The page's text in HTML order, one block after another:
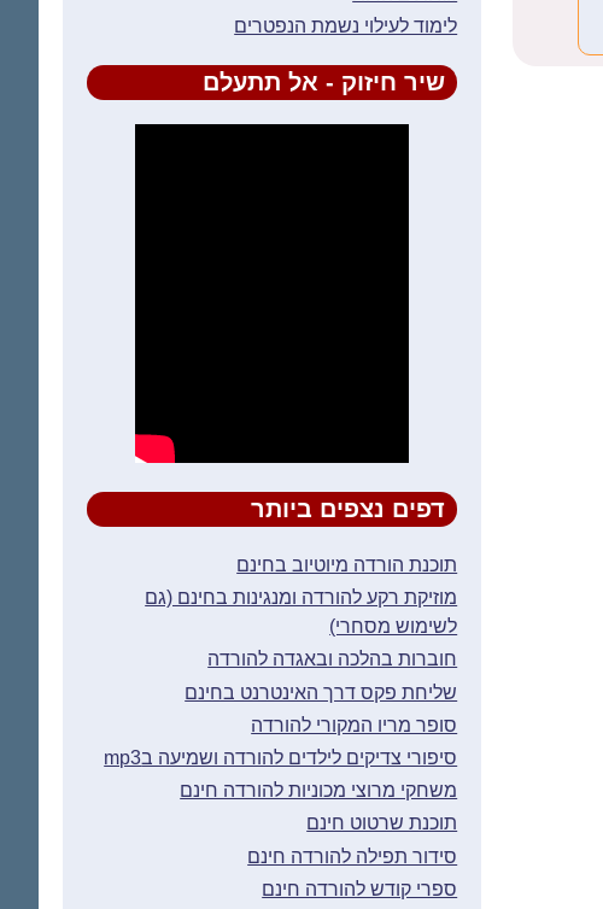
לימוד לעילוי נשמת הנפטרים
שיר חיזוק - אל תתעלם
דפים נצפים ביותר
תוכנת הורדה מיוטיוב בחינם
מוזיקת רקע להורדה ומנגינות בחינם (גם
לשימוש מסחרי)
חוברות בהלכה ובאגדה להורדה
שליחת פקס דרך האינטרנט בחינם
סופר מריו המקורי להורדה
סיפורי צדיקים לילדים להורדה ושמיעה בmp3
משחקי מרוצי מכוניות להורדה חינם
תוכנת שרטוט חינם
סידור תפילה להורדה חינם
ספרי קודש להורדה חינם